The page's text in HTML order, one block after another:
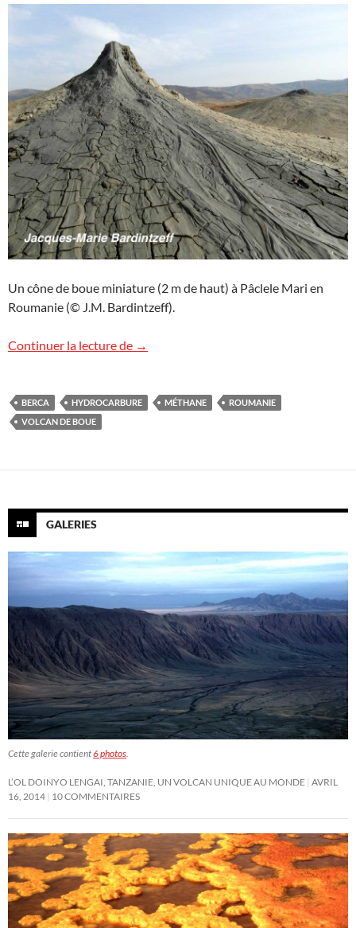
Un cône de boue miniature (2 m de haut) à Pâclele Mari en
Roumanie (© J.M. Bardintzeff).
Continuer la lecture de Les volcans de boue de Berca en
→
BERCA HYDROCARBURE MÉTHANE
ROUMANIE
VOLCAN DE BOUE
GALERIES
Cette galerie contient6 photos.
L’OL DOINYO LENGAI, TANZANIE, UN VOLCAN UNIQUE AU MONDE AVRIL
16, 2014 10 COMMENTAIRES